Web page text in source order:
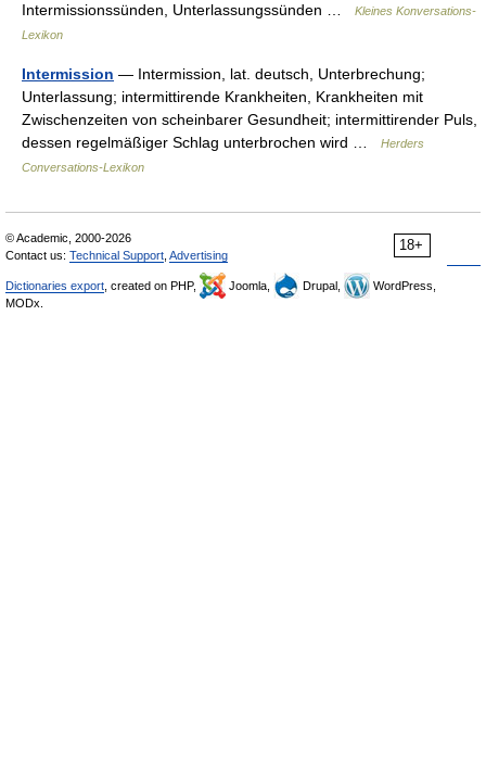
Intermissionssünden, Unterlassungssünden …
Kleines Konversations-
Lexikon
Intermission — Intermission, lat. deutsch, Unterbrechung;
Unterlassung; intermittirende Krankheiten, Krankheiten mit
Zwischenzeiten von scheinbarer Gesundheit; intermittirender Puls,
dessen regelmäßiger Schlag unterbrochen wird …
Herders
Conversations-Lexikon
18+
© Academic, 2000-2026
Contact us: Technical Support Advertising
Dictionaries export , created on PHP, Joomla, Drupal,
WordPress,
MODx.